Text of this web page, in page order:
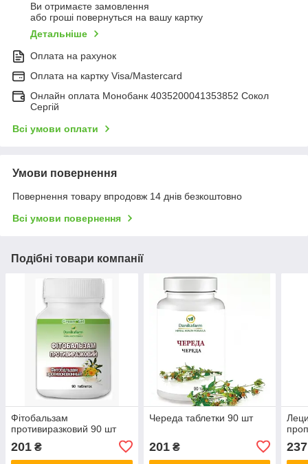
Ви отримаєте замовлення
або гроші повернуться на вашу картку
Детальніше
Оплата на рахунок
Оплата на картку Visa/Mastercard
Онлайн оплата Монобанк 4035200041353852 Сокол
Сергій
Всі умови оплати
Умови повернення
Повернення товару впродовж 14 днів безкоштовно
Всі умови повернення
Подібні товари компанії
Фітобальзам
противиразковий 90 шт
201 ₴
Череда таблетки 90 шт
201₴ 237